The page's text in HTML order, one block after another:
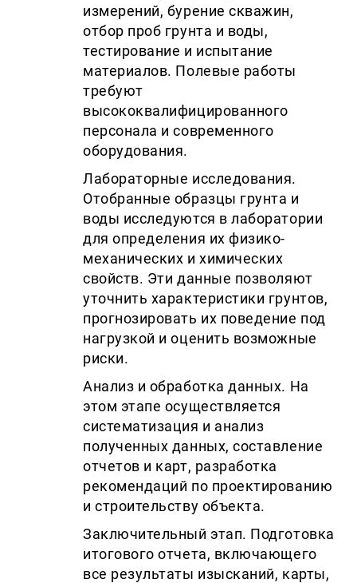
измерений, бурение скважин,
отбор проб грунта и воды,
тестирование и испытание
материалов. Полевые работы
требуют
высококвалифицированного
персонала и современного
оборудования.
Лабораторные исследования.
Отобранные образцы грунта и
воды исследуются в лаборатории
для определения их физико-
механических и химических
свойств. Эти данные позволяют
уточнить характеристики грунтов,
прогнозировать их поведение под
нагрузкой и оценить возможные
риски.
Анализ и обработка данных. На
этом этапе осуществляется
систематизация и анализ
полученных данных, составление
отчетов и карт, разработка
рекомендаций по проектированию
и строительству объекта.
Заключительный этап. Подготовка
итогового отчета, включающего
все результаты изысканий, карты,